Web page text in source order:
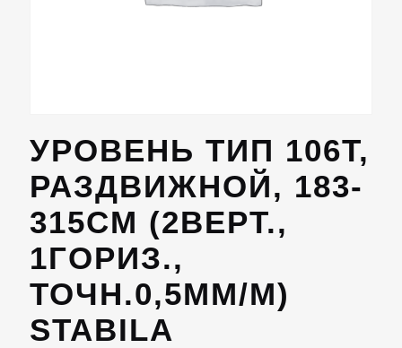
УРОВЕНЬ ТИП 106Т,
РАЗДВИЖНОЙ, 183-
315СМ (2ВЕРТ.,
1ГОРИЗ.,
ТОЧН.0,5ММ/М)
STABILA